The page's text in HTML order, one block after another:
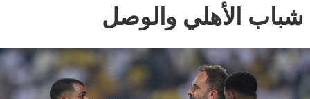
شباب الأهلي والوصل